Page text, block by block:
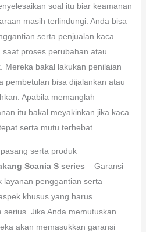
soal itu biar keamanan
masih terlindungi. Anda bisa
serta penjualan kaca
proses perubahan atau
Mereka bakal lakukan penilaian
pembetulan bisa dijalankan atau
Apabila memanglah
itu bakal meyakinkan jika kaca
serta mutu terhebat.
serta produk
Scania S series – Garansi
layanan penggantian serta
khusus yang harus
Jika Anda memutuskan
akan memasukkan garansi